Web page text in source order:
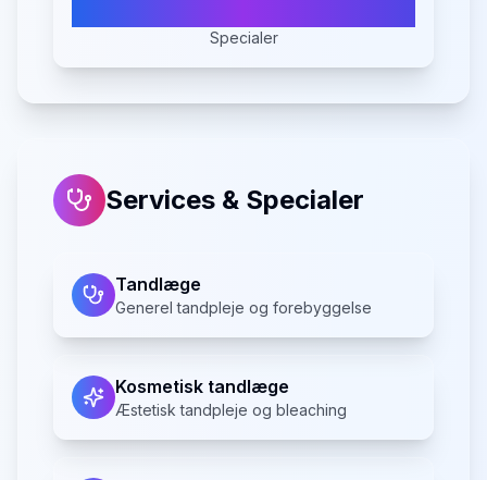
Specialer
Services & Specialer
Tandlæge
Generel tandpleje og forebyggelse
Kosmetisk tandlæge
Æstetisk tandpleje og bleaching